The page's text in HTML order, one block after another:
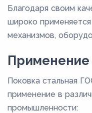
Благодаря своим
широко
механизмов,
Применение
Поковка стальная
применение в
промышленности: